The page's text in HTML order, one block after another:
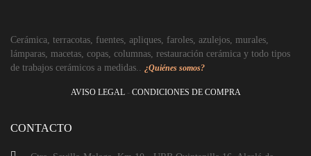
Cerámica, terracotas, fuentes, apliques, faroles, azulejos, murales,
lámparas, macetas, copas, columnas, restauración cerámica y todo tipos
de trabajos cerámicos a medidas.. ¿Quiénes somos?
AVISO LEGAL- CONDICIONES DE COMPRA
CONTACTO